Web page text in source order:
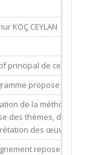
KOÇ CEYLAN
principal de ce
propose une
de la méthode
des thèmes, de
des œuvres et
repose sur